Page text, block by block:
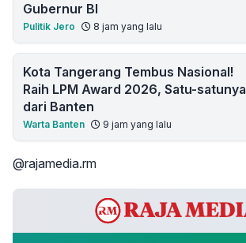
Gubernur BI
Pulitik Jero 8 jam yang lalu
Kota Tangerang Tembus Nasional!
Raih LPM Award 2026, Satu-satunya
dari Banten
Warta Banten 9 jam yang lalu
@rajamedia.rm